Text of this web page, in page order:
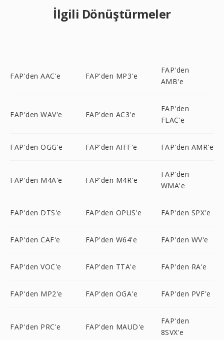
İlgili Dönüştürmeler
FAP'den AAC'e FAP'den MP3'e
FAP'den
AMB'e
FAP'den WAV'e FAP'den AC3'e
FAP'den
FLAC'e
FAP'den OGG'e FAP'den AIFF'e FAP'den AMR'e
FAP'den M4A'e FAP'den M4R'e
FAP'den
WMA'e
FAP'den DTS'e FAP'den OPUS'e FAP'den SPX'e
FAP'den CAF'e FAP'den W64'e FAP'den WV'e
FAP'den VOC'e FAP'den TTA'e FAP'den RA'e
FAP'den MP2'e FAP'den OGA'e FAP'den PVF'e
FAP'den PRC'e FAP'den MAUD'e
FAP'den
8SVX'e